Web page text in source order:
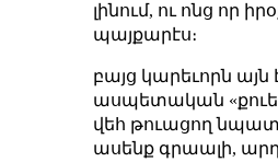
լինում, ու ոնց որ
պայքարէս։
բայց կարեւորն այն
ասպետական
վեհ թուացող
ասենք գրաալի,